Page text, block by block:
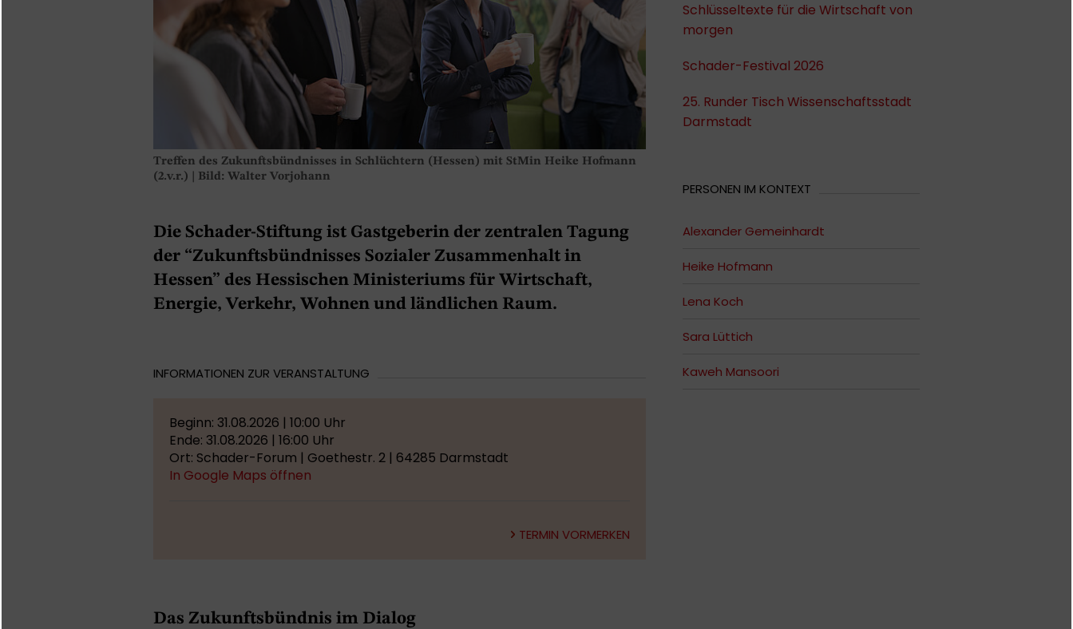
Treffen des Zukunftsbündnisses in Schlüchtern (Hessen) mit StMin Heike Hofmann
(2.v.r.) | Bild: Walter Vorjohann
Die Schader-Stiftung ist Gastgeberin der zentralen Tagung
der “Zukunftsbündnisses Sozialer Zusammenhalt in
Hessen” des Hessischen Ministeriums für Wirtschaft,
Energie, Verkehr, Wohnen und ländlichen Raum.
INFORMATIONEN ZUR VERANSTALTUNG
Beginn: 31.08.2026 | 10:00 Uhr
Ende: 31.08.2026 | 16:00 Uhr
Ort: Schader-Forum | Goethestr. 2 | 64285 Darmstadt
In Google Maps öffnen
TERMIN VORMERKEN
Das Zukunftsbündnis im Dialog
Schlüsseltexte für die Wirtschaft von
morgen
Schader-Festival 2026
25. Runder Tisch Wissenschaftsstadt
Darmstadt
PERSONEN IM KONTEXT
Alexander Gemeinhardt
Heike Hofmann
Lena Koch
Sara Lüttich
Kaweh Mansoori